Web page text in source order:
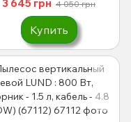
3 645 грн 4 050 грн
Купить